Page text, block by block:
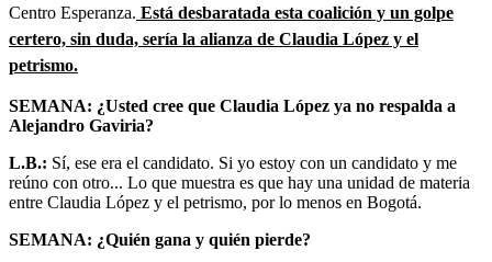
Centro Esperanza. Está desbaratada esta coalición y un golpe
certero, sin duda, sería la alianza de Claudia López y el
petrismo.
SEMANA: ¿Usted cree que Claudia López ya no respalda a
Alejandro Gaviria?
L.B.: Sí, ese era el candidato. Si yo estoy con un candidato y me
reúno con otro... Lo que muestra es que hay una unidad de materia
entre Claudia López y el petrismo, por lo menos en Bogotá.
SEMANA: ¿Quién gana y quién pierde?